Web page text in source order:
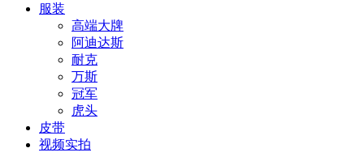
服装
高端大牌
阿迪达斯
耐克
万斯
冠军
虎头
皮带
视频实拍